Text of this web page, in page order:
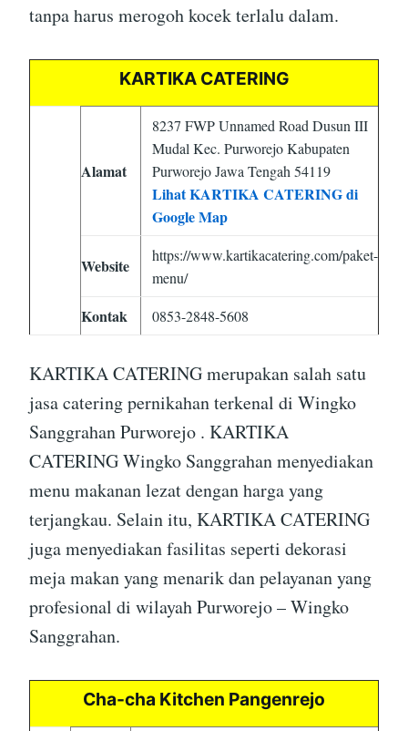
tanpa harus merogoh kocek terlalu dalam.
KARTIKA CATERING
Alamat
8237 FWP Unnamed Road Dusun III
Mudal Kec. Purworejo Kabupaten
Purworejo Jawa Tengah 54119
Lihat KARTIKA CATERING di
Google Map
Website
https://www.kartikacatering.com/paket-
menu/
Kontak 0853-2848-5608
KARTIKA CATERING merupakan salah satu
jasa catering pernikahan terkenal di Wingko
Sanggrahan Purworejo . KARTIKA
CATERING Wingko Sanggrahan menyediakan
menu makanan lezat dengan harga yang
terjangkau. Selain itu, KARTIKA CATERING
juga menyediakan fasilitas seperti dekorasi
meja makan yang menarik dan pelayanan yang
profesional di wilayah Purworejo – Wingko
Sanggrahan.
Cha-cha Kitchen Pangenrejo